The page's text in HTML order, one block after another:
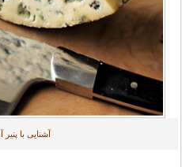
آشنایی با پنیر